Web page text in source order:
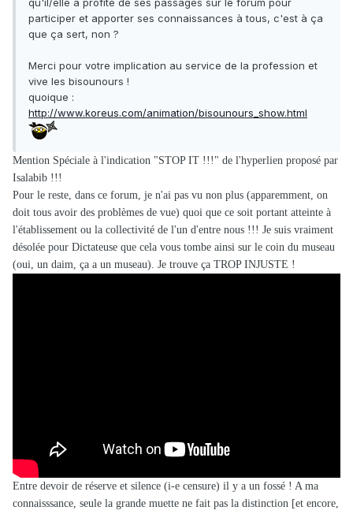
qu'il/elle a profité de ses passages sur le forum pour
participer et apporter ses connaissances à tous, c'est à ça
que ça sert, non ?
Merci pour votre implication au service de la profession et
vive les bisounours !
quoique :
http://www.koreus.com/animation/bisounours_show.html
Mention Spéciale à l'indication "STOP IT !!!" de l'hyperlien proposé par
Isalabib !!!
Pour le reste, dans ce forum, je n'ai pas vu non plus (apparemment, on
doit tous avoir des problèmes de vue) quoi que ce soit portant atteinte à
l'établissement ou la collectivité de l'un d'entre nous !!! Je suis vraiment
désolée pour Dictateuse que cela vous tombe ainsi sur le coin du museau
(oui, un daim, ça a un museau). Je trouve ça TROP INJUSTE !
Entre devoir de réserve et silence (i-e censure) il y a un fossé ! A ma
connaisssance, seule la grande muette ne fait pas la distinction [et encore,